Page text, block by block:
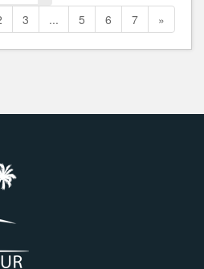
3 ... 5 6 7 »